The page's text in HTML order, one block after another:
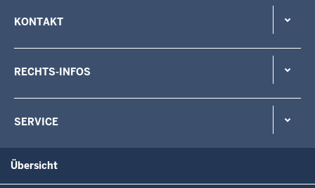
KONTAKT
RECHTS-INFOS
SERVICE
Übersicht